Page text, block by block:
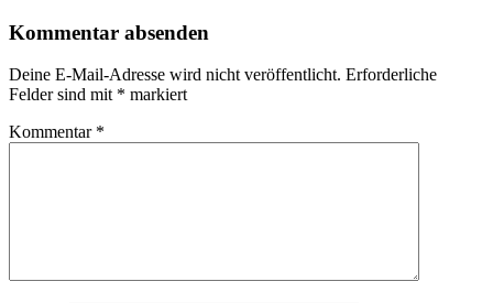
Kommentar absenden
Deine E-Mail-Adresse wird nicht veröffentlicht. Erforderliche
Felder sind mit * markiert
Kommentar *